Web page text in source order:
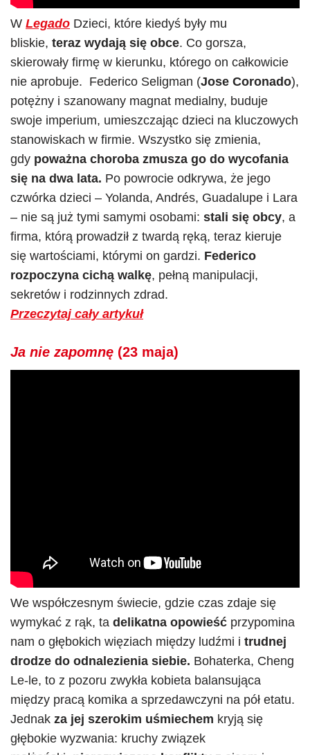
W Legado Dzieci, które kiedyś były mu
bliskie, teraz wydają się obce. Co gorsza,
skierowały firmę w kierunku, którego on całkowicie
nie aprobuje. Federico Seligman (Jose Coronado),
potężny i szanowany magnat medialny, buduje
swoje imperium, umieszczając dzieci na kluczowych
stanowiskach w firmie. Wszystko się zmienia,
gdy poważna choroba zmusza go do wycofania
się na dwa lata. Po powrocie odkrywa, że jego
czwórka dzieci – Yolanda, Andrés, Guadalupe i Lara
– nie są już tymi samymi osobami: stali się obcy, a
firma, którą prowadził z twardą ręką, teraz kieruje
się wartościami, którymi on gardzi. Federico
rozpoczyna cichą walkę, pełną manipulacji,
sekretów i rodzinnych zdrad.
Przeczytaj cały artykuł
Ja nie zapomnę (23 maja)
We współczesnym świecie, gdzie czas zdaje się
wymykać z rąk, ta delikatna opowieść przypomina
nam o głębokich więziach między ludźmi i trudnej
drodze do odnalezienia siebie. Bohaterka, Cheng
Le-le, to z pozoru zwykła kobieta balansująca
między pracą komika a sprzedawczyni na pół etatu.
Jednak za jej szerokim uśmiechem kryją się
głębokie wyzwania: kruchy związek